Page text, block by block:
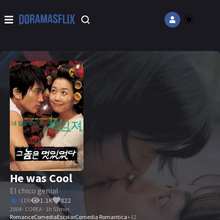
He was Cool
El chico genial
4( 19) 1.1K 822
2004 · COREA · 1h 53min
RomanceComediaEscolarComedia Romantica+12